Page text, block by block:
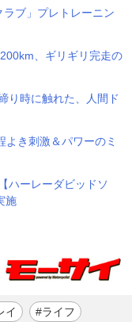
ラブ」プレトレーニン
、ギリギリ完走の
り時に触れた、人間ド
よき刺激＆パワーのミ
ハーレーダビッドソ
施
イ #ライフ